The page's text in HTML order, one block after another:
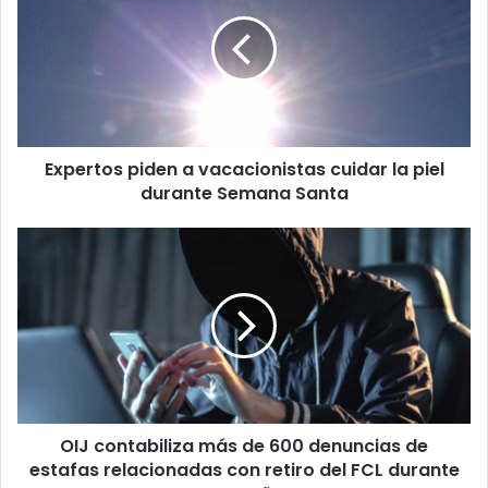
Semana
SantaExpertos piden a vacacionistas cuidar la piel
durante Semana Santa
600
denuncias
relacionadas
retiro
OIJ contabiliza más de 600 denuncias de
estafas relacionadas con retiro del FCL durante